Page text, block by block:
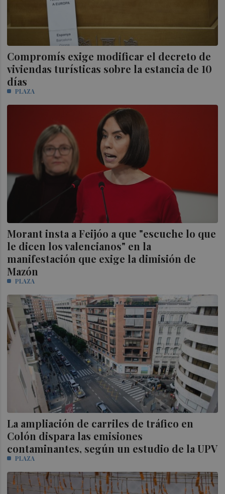
Compromís exige modificar el decreto de
viviendas turísticas sobre la estancia de 10
días
PLAZA
Morant insta a Feijóo a que "escuche lo que
le dicen los valencianos" en la
manifestación que exige la dimisión de
Mazón
PLAZA
La ampliación de carriles de tráfico en
Colón dispara las emisiones
contaminantes, según un estudio de la UPV
PLAZA